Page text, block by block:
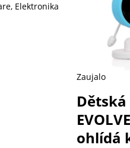
, Elektronika
Zaujalo
ohlídá